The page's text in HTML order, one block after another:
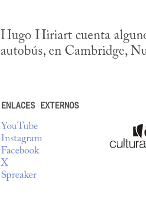
Hugo Hiriart cuenta
autobús, en Cambridge,
ENLACES EXTERNOS
YouTube
Instagram
Facebook
X
Spreaker